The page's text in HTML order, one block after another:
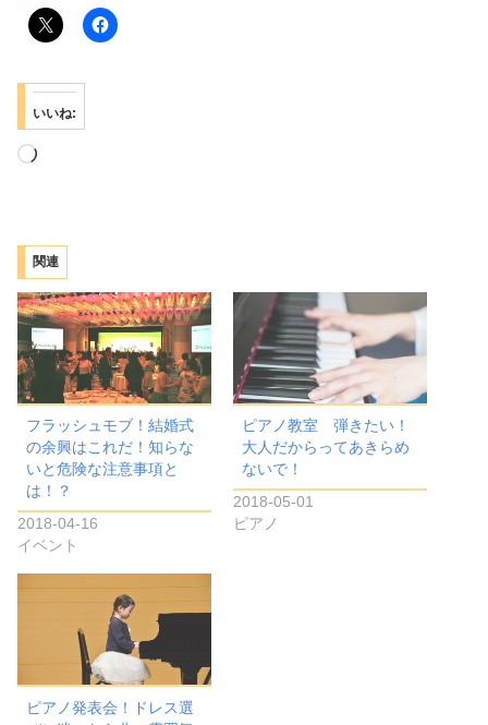
いいね:
読
み
中…
関連
フラッシュモブ！結婚式
の余興はこれだ！知らな
いと危険な注意事項と
は！？
2018-04-16
イベント
ピアノ教室 弾きたい！
大人だからってあきらめ
ないで！
2018-05-01
ピアノ
ピアノ発表会！ドレス選